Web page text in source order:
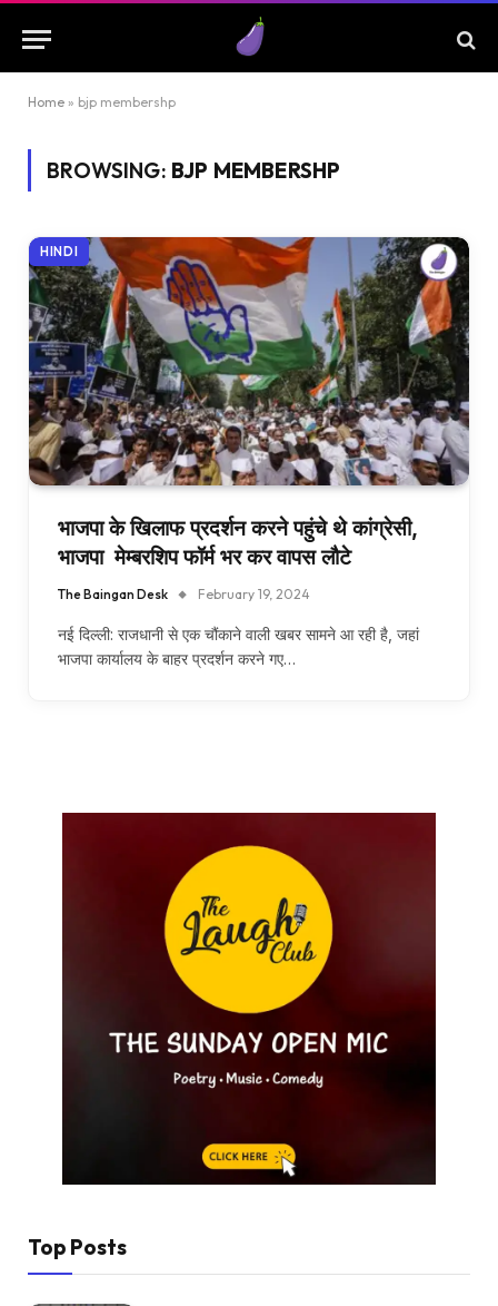
Home » bjp membershp
BROWSING: BJP MEMBERSHP
HINDI
भाजपा के खिलाफ प्रदर्शन करने पहुंचे थे कांग्रेसी,
भाजपा मेम्बरशिप फॉर्म भर कर वापस लौटे
The Baingan Desk February 19, 2024
नई दिल्ली: राजधानी से एक चौंकाने वाली खबर सामने आ रही है, जहां
भाजपा कार्यालय के बाहर प्रदर्शन करने गए…
Top Posts